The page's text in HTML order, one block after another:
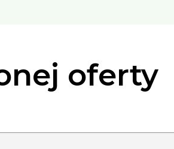
oferty